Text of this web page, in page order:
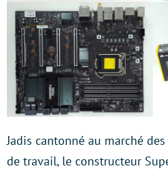
Jadis cantonné au marché
de travail, le constructeur